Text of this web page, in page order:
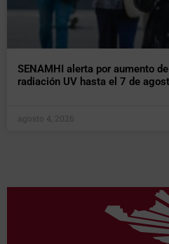
SENAMHI alerta por aumento
radiación UV hasta el 7 de
agosto 4, 2026